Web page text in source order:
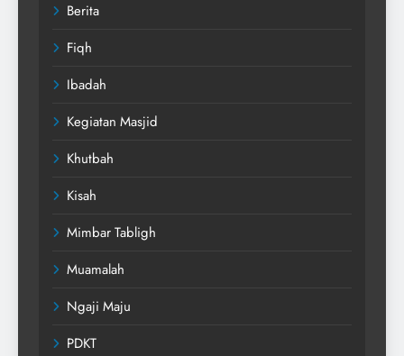
Berita
Fiqh
Ibadah
Kegiatan Masjid
Khutbah
Kisah
Mimbar Tabligh
Muamalah
Ngaji Maju
PDKT